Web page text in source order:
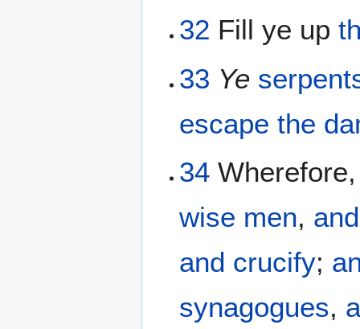
32 Fill ye up
33 Ye
escape the
34
wise men, and
and crucify;
synagogues,